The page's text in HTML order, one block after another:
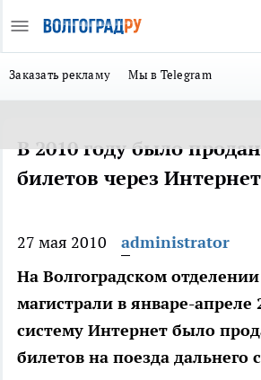
Заказать рекламу Мы в Telegram
В 2010 году было
билетов через Интернет
27 мая 2010
administrator
На Волгоградском
магистрали в январе-апреле
систему Интернет было
билетов на поезда дальнего